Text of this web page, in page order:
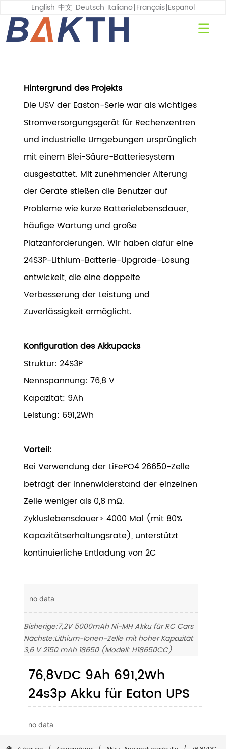
English 中文 Deutsch Italiano Français Español
Hintergrund des Projekts
Die USV der Easton-Serie war als wichtiges
Stromversorgungsgerät für Rechenzentren
und industrielle Umgebungen ursprünglich
mit einem Blei-Säure-Batteriesystem
ausgestattet. Mit zunehmender Alterung
der Geräte stießen die Benutzer auf
Probleme wie kurze Batterielebensdauer,
häufige Wartung und große
Platzanforderungen. Wir haben dafür eine
24S3P-Lithium-Batterie-Upgrade-Lösung
entwickelt, die eine doppelte
Verbesserung der Leistung und
Zuverlässigkeit ermöglicht.
Konfiguration des Akkupacks
Struktur: 24S3P
Nennspannung: 76,8 V
Kapazität: 9Ah
Leistung: 691,2Wh
Vorteil:
Bei Verwendung der LiFePO4 26650-Zelle
beträgt der Innenwiderstand der einzelnen
Zelle weniger als 0,8 mΩ.
Zykluslebensdauer> 4000 Mal (mit 80%
Kapazitätserhaltungsrate), unterstützt
kontinuierliche Entladung von 2C
no data
Bisherige:7,2V 5000mAh Ni-MH Akku für RC Cars
Nächste:Lithium-Ionen-Zelle mit hoher Kapazität
3,6 V 2150 mAh 18650 (Modell: H18650CC)
76,8VDC 9Ah 691,2Wh
24s3p Akku für Eaton UPS
no data